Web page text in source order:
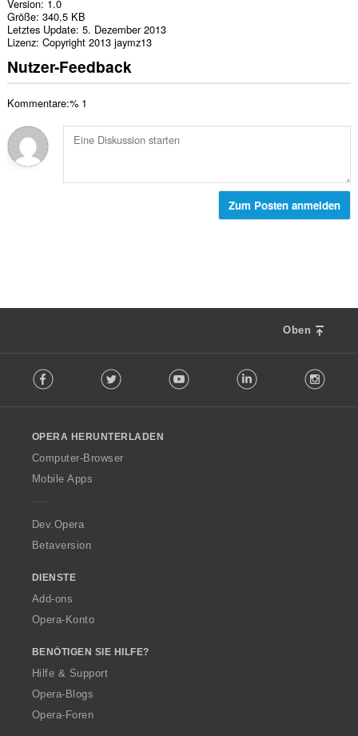
Version 1.0
Größe 340,5 KB
Letztes Update 5. Dezember 2013
Lizenz Copyright 2013 jaymz13
Nutzer-Feedback
Kommentare:% 1
Zum Posten anmelden
Oben
o
w
O
p
a
Facebook Twitter Youtube LinkedIn
OPERA HERUNTERLADEN
Computer-Browser
Mobile Apps
Dev.Opera
Betaversion
DIENSTE
Add-ons
Opera-Konto
BENÖTIGEN SIE HILFE?
Hilfe & Support
Opera-Blogs
Opera-Foren